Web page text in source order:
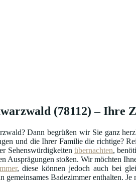
(78112) – Ihre
Dann begrüßen wir Sie ganz
und die Ihrer Familie die richtige?
Sehenswürdigkeiten übernachten,
Ausprägungen stoßen. Wir möchten
, diese können jedoch auch bei
gemeinsames Badezimmer enthalten.